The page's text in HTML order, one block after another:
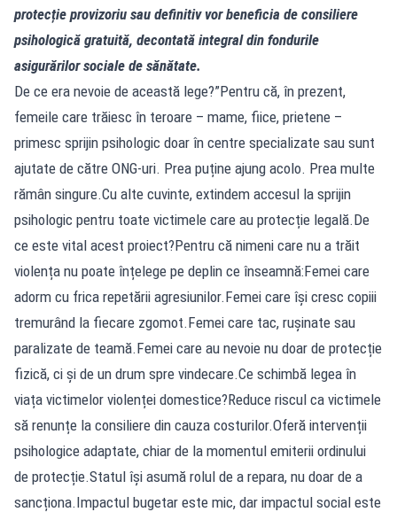
protecție provizoriu sau definitiv vor beneficia de consiliere
psihologică gratuită, decontată integral din fondurile
asigurărilor sociale de sănătate.
De ce era nevoie de această lege?”Pentru că, în prezent,
femeile care trăiesc în teroare – mame, fiice, prietene –
primesc sprijin psihologic doar în centre specializate sau sunt
ajutate de către ONG-uri. Prea puține ajung acolo. Prea multe
rămân singure.Cu alte cuvinte, extindem accesul la sprijin
psihologic pentru toate victimele care au protecție legală.De
ce este vital acest proiect?Pentru că nimeni care nu a trăit
violența nu poate înțelege pe deplin ce înseamnă:Femei care
adorm cu frica repetării agresiunilor.Femei care își cresc copiii
tremurând la fiecare zgomot.Femei care tac, rușinate sau
paralizate de teamă.Femei care au nevoie nu doar de protecție
fizică, ci și de un drum spre vindecare.Ce schimbă legea în
viața victimelor violenței domestice?Reduce riscul ca victimele
să renunțe la consiliere din cauza costurilor.Oferă intervenții
psihologice adaptate, chiar de la momentul emiterii ordinului
de protecție.Statul își asumă rolul de a repara, nu doar de a
sancționa.Impactul bugetar este mic, dar impactul social este